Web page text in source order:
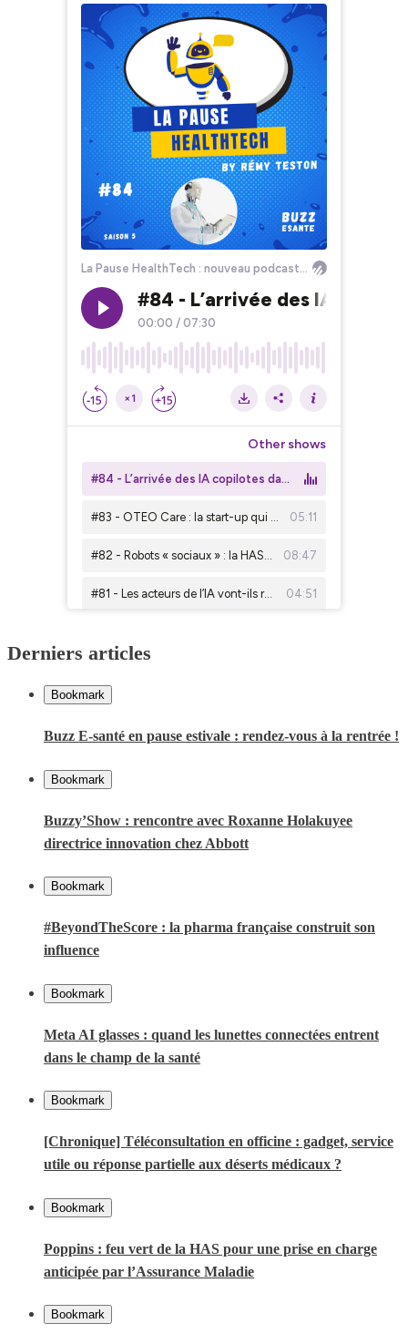
Derniers articles
Bookmark
Buzz E-santé en pause estivale : rendez-vous à la rentrée !
Bookmark
Buzzy’Show : rencontre avec Roxanne Holakuyee
directrice innovation chez Abbott
Bookmark
#BeyondTheScore : la pharma française construit son
influence
Bookmark
Meta AI glasses : quand les lunettes connectées entrent
dans le champ de la santé
Bookmark
[Chronique] Téléconsultation en officine : gadget, service
utile ou réponse partielle aux déserts médicaux ?
Bookmark
Poppins : feu vert de la HAS pour une prise en charge
anticipée par l’Assurance Maladie
Bookmark